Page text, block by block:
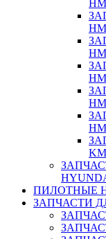
ПИЛОТНЫЕ
ЗАПЧАСТИ